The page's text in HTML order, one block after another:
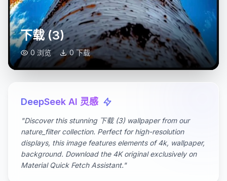
下载 (3)
0 浏览 0 下载
DeepSeek AI 灵感
"Discover this stunning 下载 (3) wallpaper from our
nature_filter collection. Perfect for high-resolution
displays, this image features elements of 4k, wallpaper,
background. Download the 4K original exclusively on
Material Quick Fetch Assistant."